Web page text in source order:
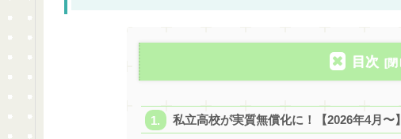
目次
私立高校が実質無償化に！【2026年4月〜】